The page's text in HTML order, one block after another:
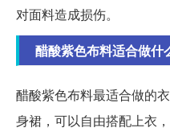
对面料造成损伤。
醋酸紫色布料适合做什
醋酸紫色布料最适合做的
身裙，可以自由搭配上衣